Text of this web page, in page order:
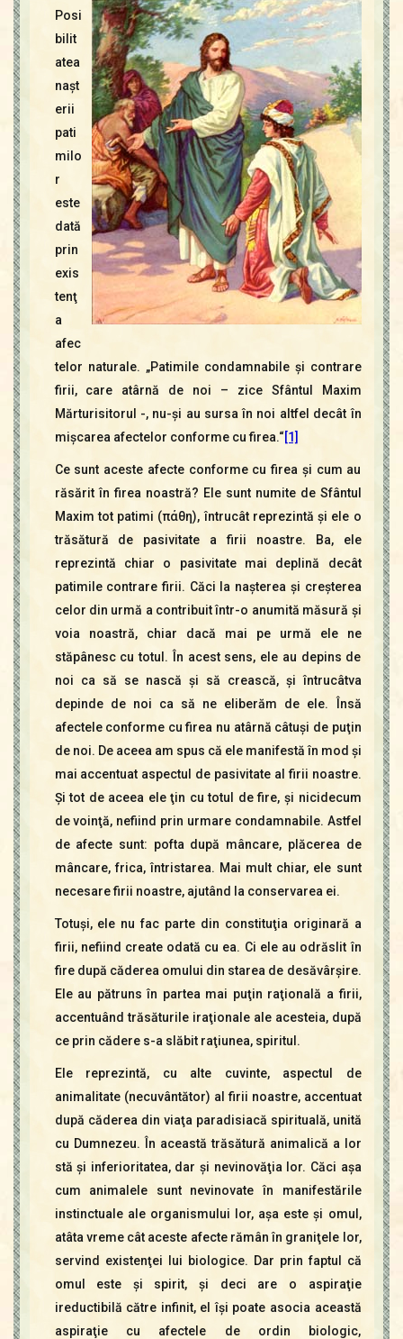
Icoane
Mărgăritare
Calendar
Glosar
Repere
Contact
Posi
bilit
atea
naşt
erii
pati
milo
r
este
dată
prin
exis
tenţ
a
afec
telor naturale. „Patimile condamnabile şi contrare
firii, care atârnă de noi – zice Sfântul Maxim
Mărturisitorul -, nu-şi au sursa în noi altfel decât în
mişcarea afectelor conforme cu firea.“[1]
Ce sunt aceste afecte conforme cu firea şi cum au
răsărit în firea noastră? Ele sunt numite de Sfântul
Maxim tot patimi (πάθη), întrucât reprezintă şi ele o
trăsătură de pasivitate a firii noastre. Ba, ele
reprezintă chiar o pasivitate mai deplină decât
patimile contrare firii. Căci la naşterea şi creşterea
celor din urmă a contribuit într-o anumită măsură şi
voia noastră, chiar dacă mai pe urmă ele ne
stăpânesc cu totul. În acest sens, ele au depins de
noi ca să se nască şi să crească, şi întrucâtva
depinde de noi ca să ne eliberăm de ele. Însă
afectele conforme cu firea nu atârnă câtuşi de puţin
de noi. De aceea am spus că ele manifestă în mod şi
mai accentuat aspectul de pasivitate al firii noastre.
Şi tot de aceea ele ţin cu totul de fire, şi nicidecum
de voinţă, nefiind prin urmare condamnabile. Astfel
de afecte sunt: pofta după mâncare, plăcerea de
mâncare, frica, întristarea. Mai mult chiar, ele sunt
necesare firii noastre, ajutând la conservarea ei.
Totuşi, ele nu fac parte din constituţia originară a
firii, nefiind create odată cu ea. Ci ele au odrăslit în
fire după căderea omului din starea de desăvârşire.
Ele au pătruns în partea mai puţin raţională a firii,
accentuând trăsăturile iraţionale ale acesteia, după
ce prin cădere s-a slăbit raţiunea, spiritul.
Ele reprezintă, cu alte cuvinte, aspectul de
animalitate (necuvântător) al firii noastre, accentuat
după căderea din viaţa paradisiacă spirituală, unită
cu Dumnezeu. În această trăsătură animalică a lor
stă şi inferioritatea, dar şi nevinovăţia lor. Căci aşa
cum animalele sunt nevinovate în manifestările
instinctuale ale organismului lor, aşa este şi omul,
atâta vreme cât aceste afecte rămân în graniţele lor,
servind existenţei lui biologice. Dar prin faptul că
omul este şi spirit, şi deci are o aspiraţie
ireductibilă către infinit, el îşi poate asocia această
aspiraţie cu afectele de ordin biologic,